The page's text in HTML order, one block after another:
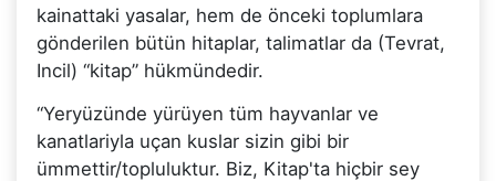
kainattaki yasalar, hem de önceki toplumlara
gönderilen bütün hitaplar, talimatlar da (Tevrat,
Incil) “kitap” hükmündedir.
“Yeryüzünde yürüyen tüm hayvanlar ve
kanatlariyla uçan kuslar sizin gibi bir
ümmettir/topluluktur. Biz, Kitap'ta hiçbir sey